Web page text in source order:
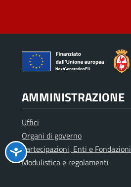
AMMINISTRAZIONE
Uffici
Organi di governo
Partecipazioni, Enti e Fondazioni
Modulistica e regolamenti